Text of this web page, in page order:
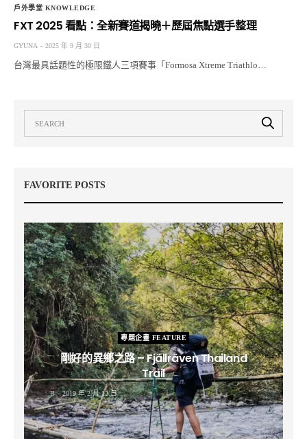
戶外學堂 KNOWLEDGE
FXT 2025 看點：全新賽道揭曉＋歷屆焦點選手整理
GYUNA 2025 年 9 月 30 日
台灣最具話題性的極限鐵人三項賽事「Formosa Xtreme Triathlo…
FAVORITE POSTS
專題企畫 FEATURE
剛好的異鄉之路 – Fjällräven Thailand
Trail
B 2019 年 2 月 12 日